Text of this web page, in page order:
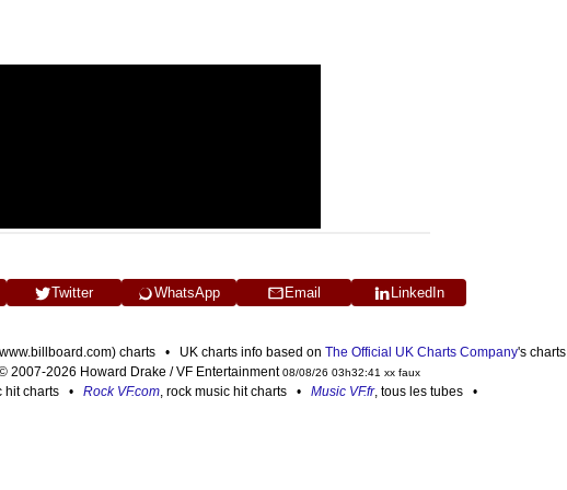
Twitter WhatsApp Email LinkedIn
charts • UK charts info based on The Official UK Charts Company's charts
2007-2026 Howard Drake / VF Entertainment08/08/26 03h32:41 xx faux
hit charts • Rock VF.com, rock music hit charts • Music VF.fr, tous les tubes •